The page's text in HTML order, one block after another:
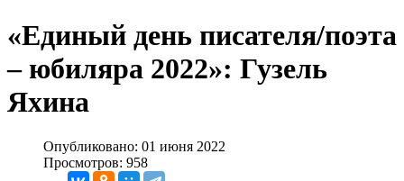
«Единый день писателя/поэта
– юбиляра 2022»: Гузель
Яхина
Опубликовано: 01 июня 2022
Просмотров: 958